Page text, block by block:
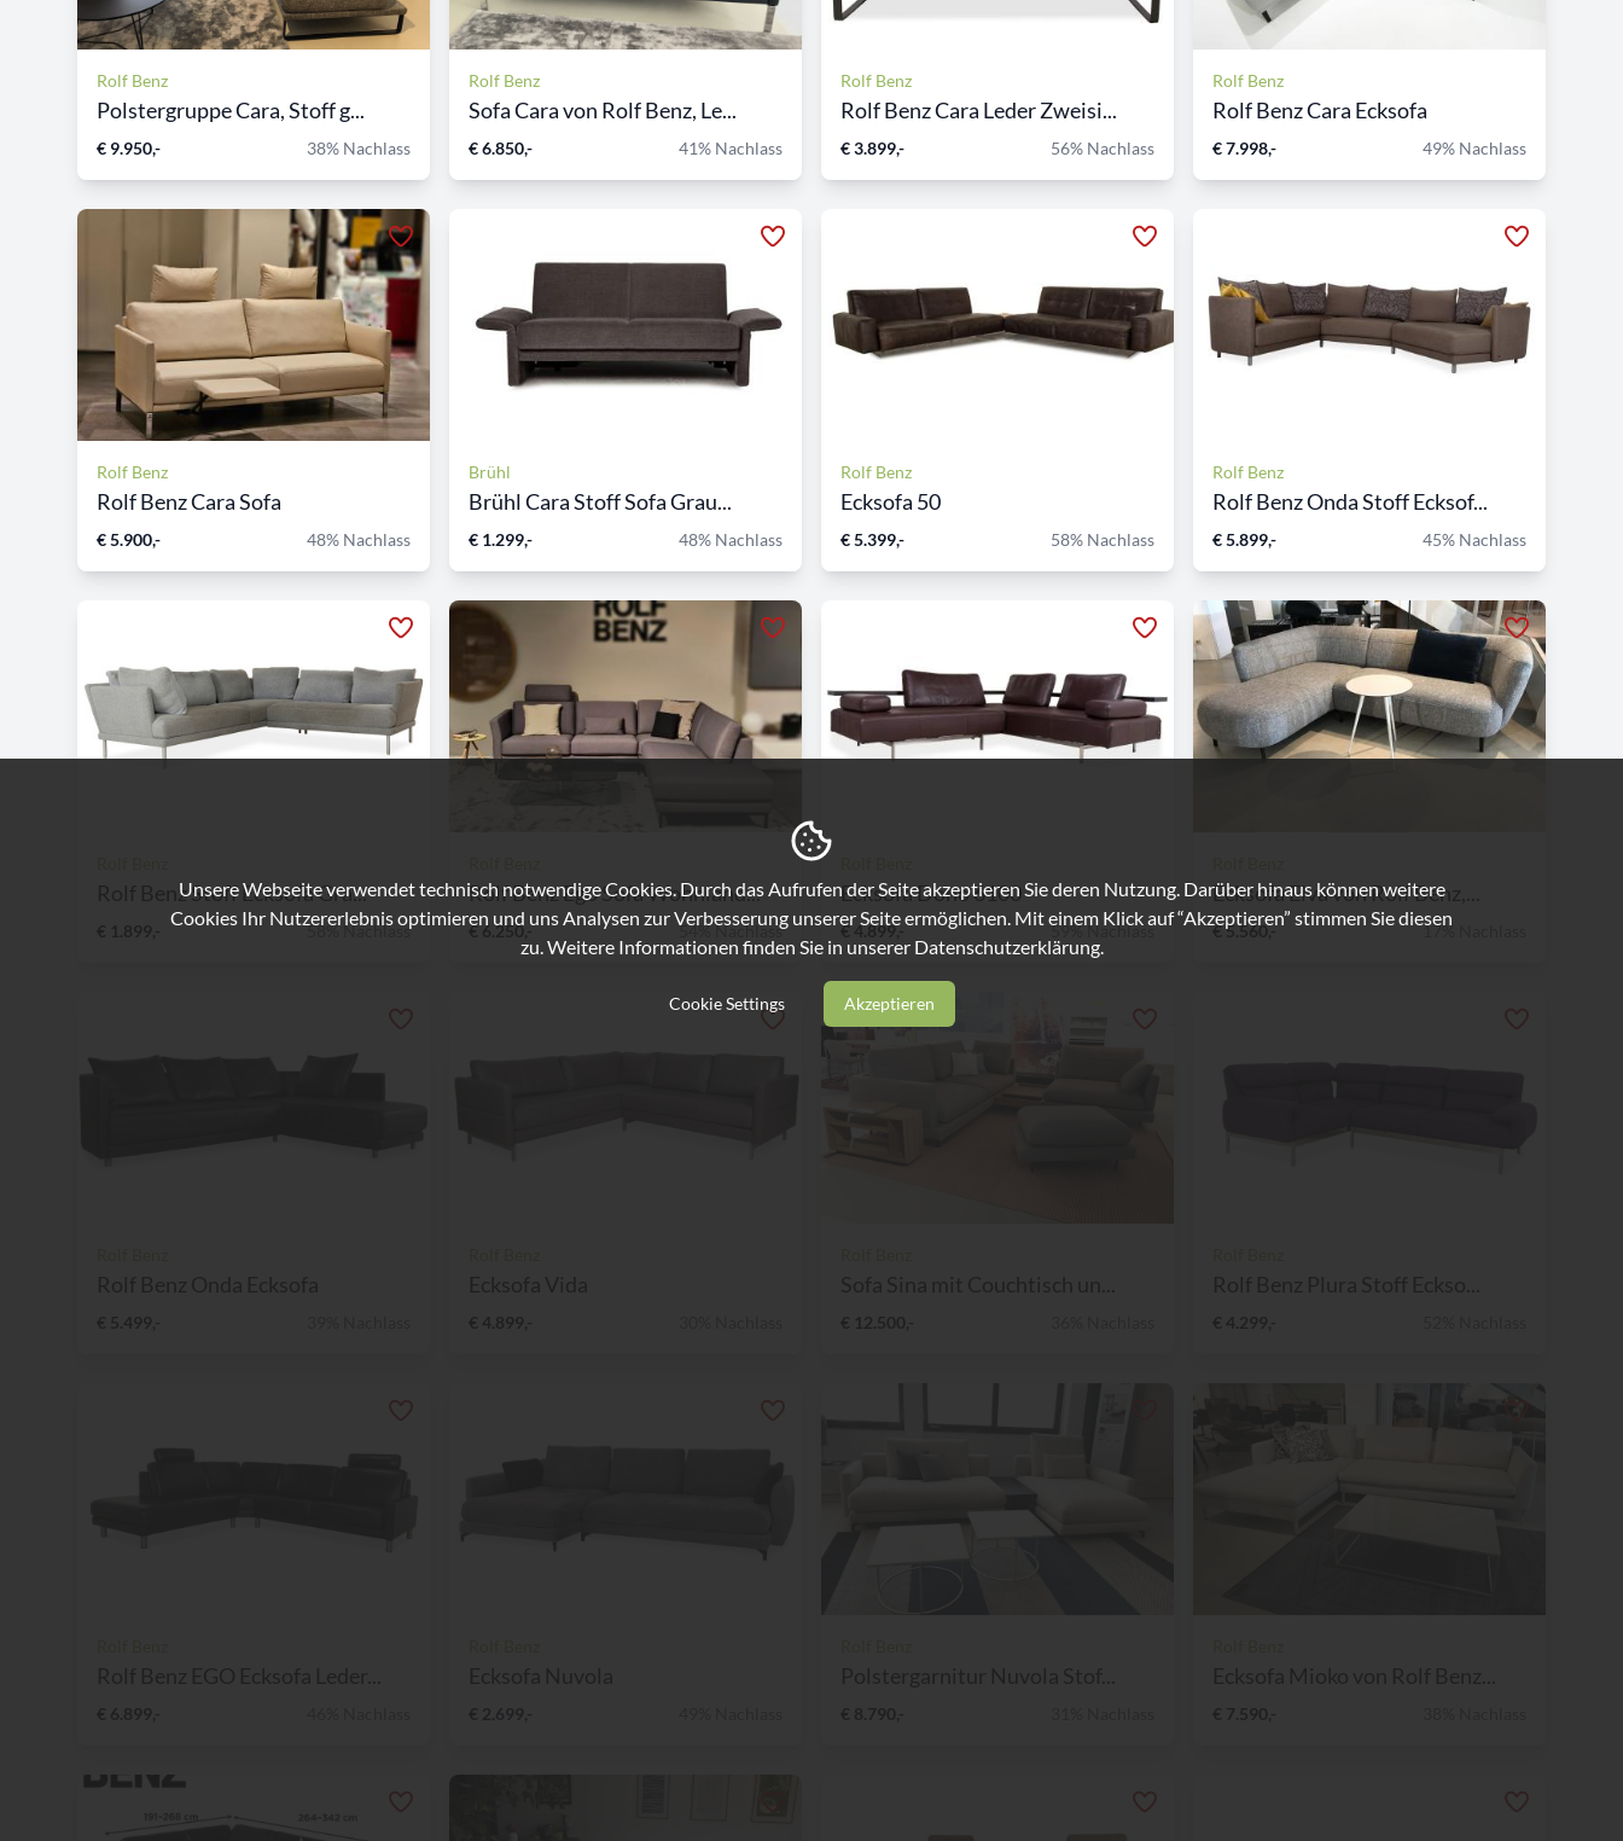
Rolf Benz
Polstergruppe Cara, Stoff g...
€ 9.950,- 38% Nachlass
Rolf Benz
Sofa Cara von Rolf Benz, Le...
€ 6.850,- 41% Nachlass
Rolf Benz
Rolf Benz Cara Leder Zweisi...
€ 3.899,- 56% Nachlass
Rolf Benz
Rolf Benz Cara Ecksofa
€ 7.998,- 49% Nachlass
Rolf Benz
Rolf Benz Cara Sofa
€ 5.900,- 48% Nachlass
Brühl
Brühl Cara Stoff Sofa Grau...
€ 1.299,- 48% Nachlass
Rolf Benz
Ecksofa 50
€ 5.399,- 58% Nachlass
Rolf Benz
Rolf Benz Onda Stoff Ecksof...
€ 5.899,- 45% Nachlass
Rolf Benz Stoff Ecksofa Gra...
€ 1.899,- 58% Nachlass
Rolf Benz Ego Sofa Wohnland...
€ 6.250,- 54% Nachlass
Ecksofa Dono 6100
€ 4.899,- 59% Nachlass
Ecksofa Elva von Rolf Benz,...
€ 5.560,- 17% Nachlass
Unsere Webseite verwendet technisch notwendige Cookies. Durch das Aufrufen der Seite akzeptieren Sie deren Nutzung. Darüber hinaus können weitere
Cookies Ihr Nutzererlebnis optimieren und uns Analysen zur Verbesserung unserer Seite ermöglichen. Mit einem Klick auf “Akzeptieren” stimmen Sie diesen
zu. Weitere Informationen finden Sie in unserer Datenschutzerklärung.
Cookie Settings Akzeptieren